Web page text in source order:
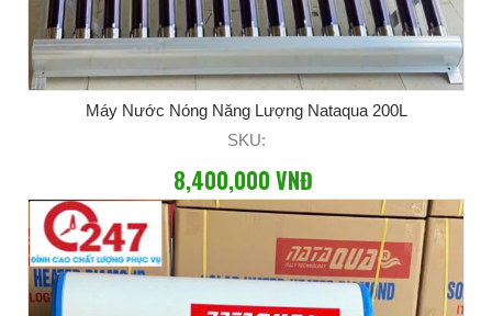
Máy Nước Nóng Năng Lượng Nataqua 200L
SKU:
8,400,000 VNĐ